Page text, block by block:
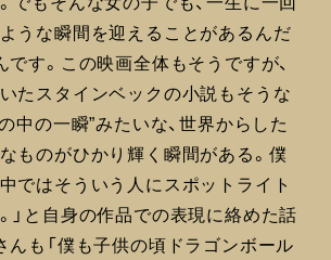
うな瞬間を迎えることがあるんだ
です。この映画全体もそうですが、
たスタインベックの小説もそうな
中の一瞬”みたいな、世界からした
ものがひかり輝く瞬間がある。僕
ではそういう人にスポットライト
」と自身の作品での表現に絡めた話
んも「僕も子供の頃ドラゴンボール